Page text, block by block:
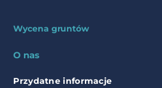
Wycena gruntów
O nas
Przydatne informacje